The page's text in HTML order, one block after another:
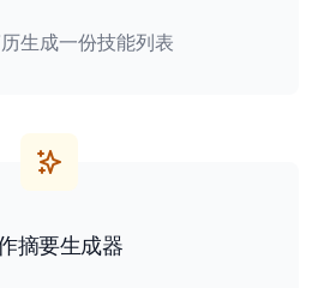
生成一份技能列表
摘要生成器